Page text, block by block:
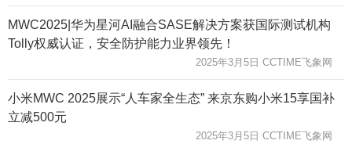
MWC2025|华为星河AI融合SASE解决方案获国际测试机构
Tolly权威认证，安全防护能力业界领先！
2025年3月5日 CCTIME飞象网
小米MWC 2025展示“人车家全生态” 来京东购小米15享国补
立减500元
2025年3月5日 CCTIME飞象网